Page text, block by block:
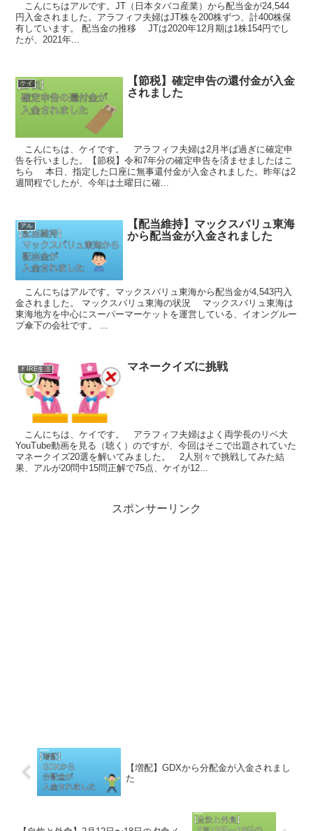
こんにちはアルです。JT（日本タバコ産業）から配当金が24,544
円入金されました。アラフィフ夫婦はJT株を200株ずつ、計400株保
有しています。 配当金の推移 JTは2020年12月期は1株154円でし
たが、2021年...
ケイ
【節税】確定申告の還付金が入金
されました
こんにちは、ケイです。 アラフィフ夫婦は2月半ば過ぎに確定申
告を行いました。【節税】令和7年分の確定申告を済ませましたはこ
ちら 本日、指定した口座に無事還付金が入金されました。昨年は2
週間程でしたが、今年は土曜日に確...
アル
【配当維持】マックスバリュ東海
から配当金が入金されました
こんにちはアルです。マックスバリュ東海から配当金が4,543円入
金されました。 マックスバリュ東海の状況 マックスバリュ東海は
東海地方を中心にスーパーマーケットを運営している、イオングルー
プ傘下の会社です。 ...
ＦIRE生活 マネークイズに挑戦
こんにちは、ケイです。 アラフィフ夫婦はよく両学長のリベ大
YouTube動画を見る（聴く）のですが、今回はそこで出題されていた
マネークイズ20選を解いてみました。 2人別々で挑戦してみた結
果、アルが20問中15問正解で75点、ケイが12...
スポンサーリンク
【増配】GDXから分配金が入金されまし
た